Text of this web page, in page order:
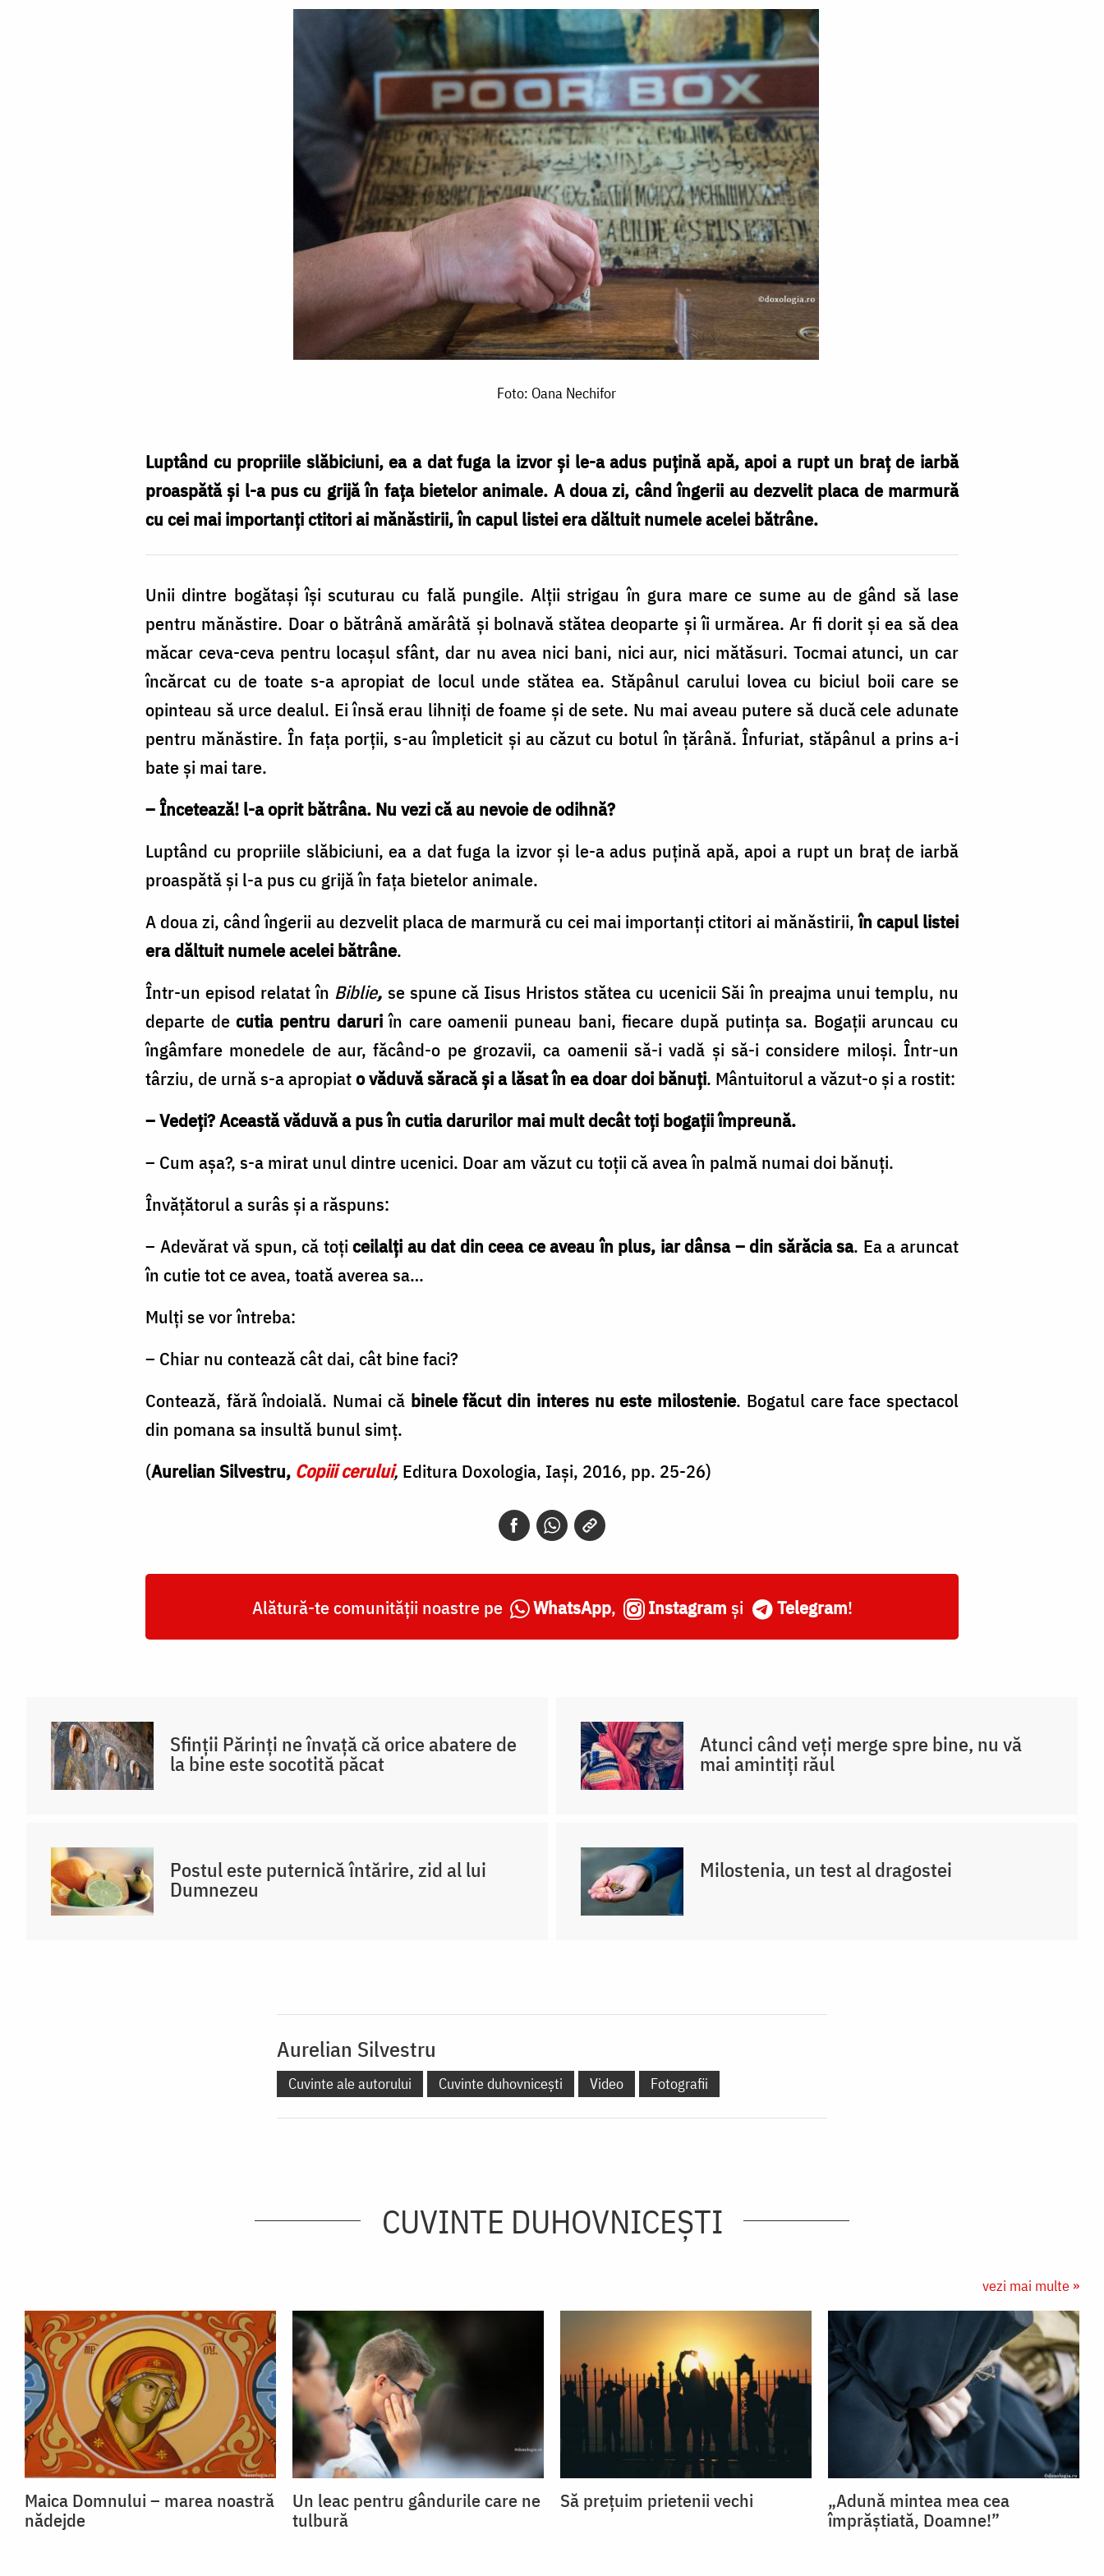
Foto: Oana Nechifor
Luptând cu propriile slăbiciuni, ea a dat fuga la izvor și le-a adus puțină apă, apoi a rupt un braț de iarbă
proaspătă și l-a pus cu grijă în fața bietelor animale. A doua zi, când îngerii au dezvelit placa de marmură
cu cei mai importanți ctitori ai mănăstirii, în capul listei era dăltuit numele acelei bătrâne.
Unii dintre bogătași își scuturau cu fală pungile. Alții strigau în gura mare ce sume au de gând să lase
pentru mănăstire. Doar o bătrână amărâtă și bolnavă stătea deoparte și îi urmărea. Ar fi dorit și ea să dea
măcar ceva-ceva pentru locașul sfânt, dar nu avea nici bani, nici aur, nici mătăsuri. Tocmai atunci, un car
încărcat cu de toate s-a apropiat de locul unde stătea ea. Stăpânul carului lovea cu biciul boii care se
opinteau să urce dealul. Ei însă erau lihniți de foame și de sete. Nu mai aveau putere să ducă cele adunate
pentru mănăstire. În fața porții, s-au împleticit și au căzut cu botul în țărână. Înfuriat, stăpânul a prins a-i
bate și mai tare.
– Încetează! l-a oprit bătrâna. Nu vezi că au nevoie de odihnă?
Luptând cu propriile slăbiciuni, ea a dat fuga la izvor și le-a adus puțină apă, apoi a rupt un braț de iarbă
proaspătă și l-a pus cu grijă în fața bietelor animale.
A doua zi, când îngerii au dezvelit placa de marmură cu cei mai importanți ctitori ai mănăstirii,în capul listei
era dăltuit numele acelei bătrâne.
Într-un episod relatat în Biblie, se spune că Iisus Hristos stătea cu ucenicii Săi în preajma unui templu, nu
departe decutia pentru daruriîn care oamenii puneau bani, fiecare după putința sa. Bogații aruncau cu
îngâmfare monedele de aur, făcând-o pe grozavii, ca oamenii să-i vadă și să-i considere miloși. Într-un
târziu, de urnă s-a apropiato văduvă săracă și a lăsat în ea doar doi bănuți. Mântuitorul a văzut-o și a rostit:
– Vedeți? Această văduvă a pus în cutia darurilor mai mult decât toți bogații împreună.
– Cum așa?, s-a mirat unul dintre ucenici. Doar am văzut cu toții că avea în palmă numai doi bănuți.
Învățătorul a surâs și a răspuns:
– Adevărat vă spun, că toțiceilalți au dat din ceea ce aveau în plus, iar dânsa – din sărăcia sa. Ea a aruncat
în cutie tot ce avea, toată averea sa…
Mulți se vor întreba:
– Chiar nu contează cât dai, cât bine faci?
Contează, fără îndoială. Numai că binele făcut din interes nu este milostenie. Bogatul care face spectacol
din pomana sa insultă bunul simț.
(Aurelian Silvestru, Copiii cerului, Editura Doxologia, Iași, 2016, pp. 25-26)
Alătură-te comunității noastre pe WhatsApp, Instagram și Telegram!
Sfinții Părinți ne învață că orice abatere de
la bine este socotită păcat
Atunci când veți merge spre bine, nu vă
mai amintiți răul
Postul este puternică întărire, zid al lui
Dumnezeu
Milostenia, un test al dragostei
Aurelian Silvestru
Cuvinte ale autorului Cuvinte duhovnicești Video Fotografii
CUVINTE DUHOVNICEȘTI
vezi mai multe »
Maica Domnului – marea noastră
nădejde
Un leac pentru gândurile care ne
tulbură
Să prețuim prietenii vechi
„Adună mintea mea cea
împrăștiată, Doamne!”